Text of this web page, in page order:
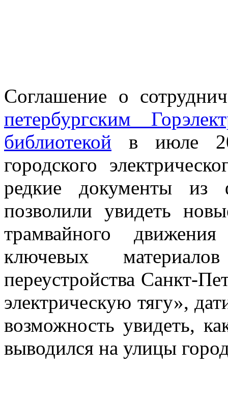
Соглашение о
петербургским
библиотекой в июле
городского
редкие документы из
позволили увидеть
трамвайного
ключевых
переустройства Санкт-
электрическую тягу»,
возможность увидеть,
выводился на улицы